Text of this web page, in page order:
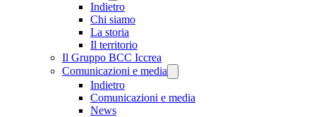
Indietro
Chi siamo
La storia
Il territorio
Il Gruppo BCC Iccrea
Comunicazioni e media
Indietro
Comunicazioni e media
News